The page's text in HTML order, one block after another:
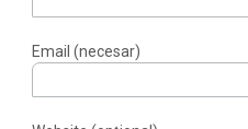
Email (necesar)